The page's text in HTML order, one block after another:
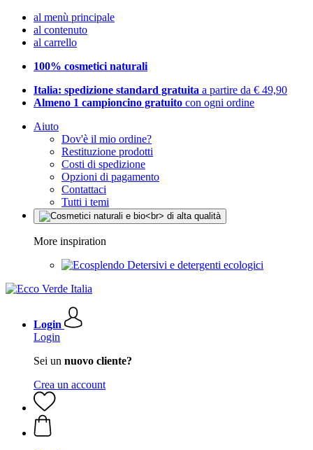
al menù principale
al contenuto
al carrello
100% cosmetici naturali
Italia: spedizione standard gratuita a partire da € 49,90
Almeno 1 campioncino gratuito con ogni ordine
Aiuto
Dov'è il mio ordine?
Restituzione prodotti
Costi di spedizione
Opzioni di pagamento
Contattaci
Tutti i temi
More inspiration
Detersivi e detergenti ecologici
Login
Login
Sei un nuovo cliente?
Crea un account